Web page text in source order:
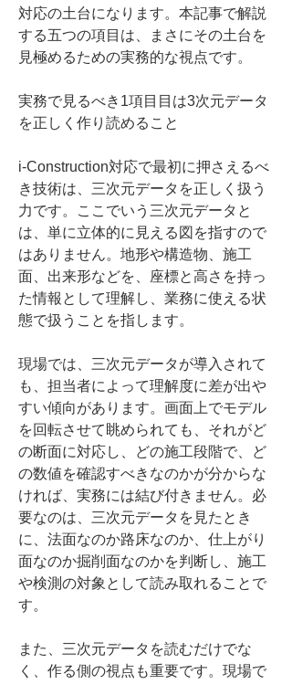
対応の土台になります。本記事で解説
する五つの項目は、まさにその土台を
見極めるための実務的な視点です。
実務で見るべき1項目目は3次元データ
を正しく作り読めること
i-Construction対応で最初に押さえるべ
き技術は、三次元データを正しく扱う
力です。ここでいう三次元データと
は、単に立体的に見える図を指すので
はありません。地形や構造物、施工
面、出来形などを、座標と高さを持っ
た情報として理解し、業務に使える状
態で扱うことを指します。
現場では、三次元データが導入されて
も、担当者によって理解度に差が出や
すい傾向があります。画面上でモデル
を回転させて眺められても、それがど
の断面に対応し、どの施工段階で、ど
の数値を確認すべきなのかが分からな
ければ、実務には結び付きません。必
要なのは、三次元データを見たとき
に、法面なのか路床なのか、仕上がり
面なのか掘削面なのかを判断し、施工
や検測の対象として読み取れることで
す。
また、三次元データを読むだけでな
く、作る側の視点も重要です。現場で